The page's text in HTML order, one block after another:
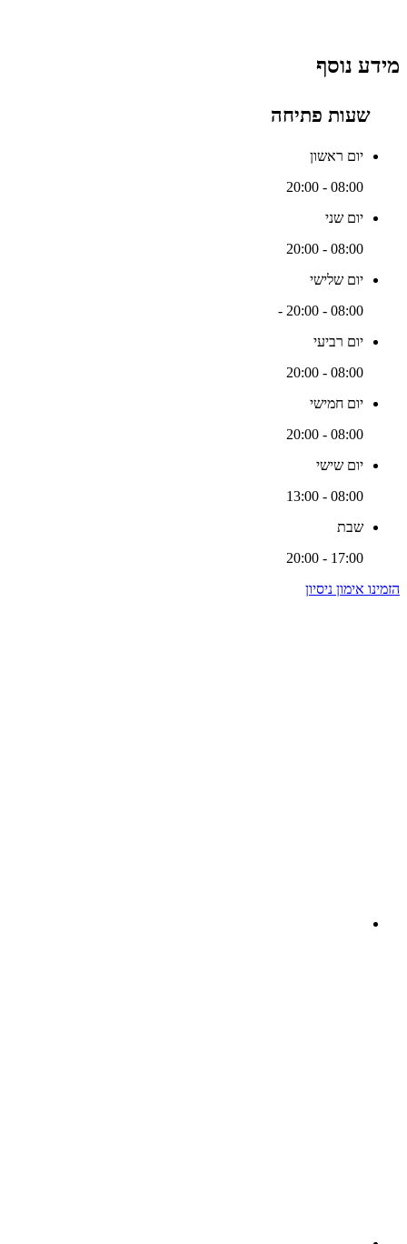
מידע נוסף
שעות פתיחה
יום ראשון
08:00 - 20:00
יום שני
08:00 - 20:00
יום שלישי
08:00 - 20:00
-
יום רביעי
08:00 - 20:00
יום חמישי
08:00 - 20:00
יום שישי
08:00 - 13:00
שבת
17:00 - 20:00
הזמינו אימון ניסיון